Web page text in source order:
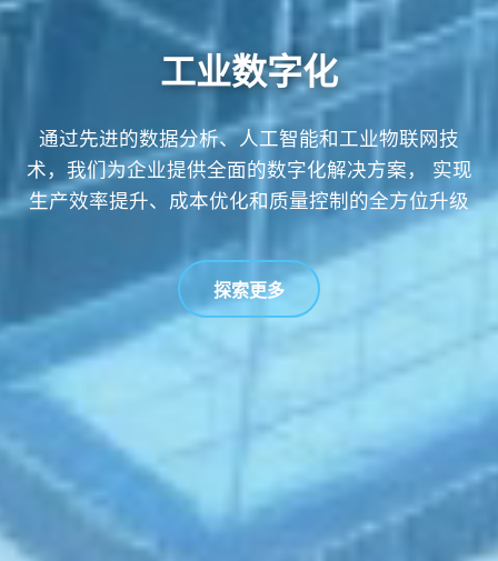
工业数字化
通过先进的数据分析、人工智能和工业物联网技
术，我们为企业提供全面的数字化解决方案， 实现
生产效率提升、成本优化和质量控制的全方位升级
探索更多